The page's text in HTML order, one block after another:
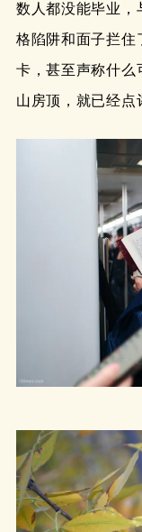
数人都没能毕业
格陷阱和面子拦住
卡，甚至声称什么
山房顶，就已经点